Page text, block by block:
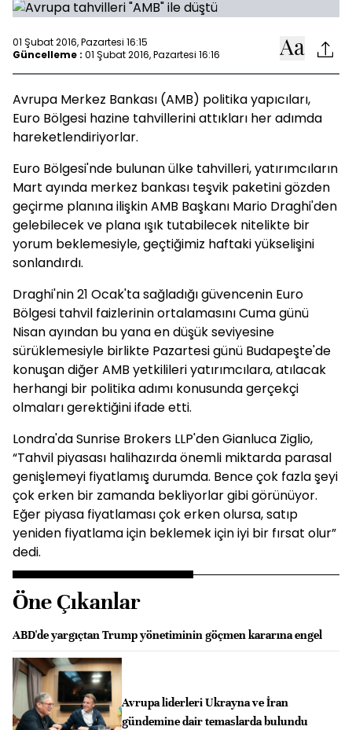
01 Şubat 2016, Pazartesi 16:15
Güncelleme : 01 Şubat 2016, Pazartesi 16:16
Avrupa Merkez Bankası (AMB) politika yapıcıları,
Euro Bölgesi hazine tahvillerini attıkları her adımda
hareketlendiriyorlar.
Euro Bölgesi'nde bulunan ülke tahvilleri, yatırımcıların
Mart ayında merkez bankası teşvik paketini gözden
geçirme planına ilişkin AMB Başkanı Mario Draghi'den
gelebilecek ve plana ışık tutabilecek nitelikte bir
yorum beklemesiyle, geçtiğimiz haftaki yükselişini
sonlandırdı.
Draghi'nin 21 Ocak'ta sağladığı güvencenin Euro
Bölgesi tahvil faizlerinin ortalamasını Cuma günü
Nisan ayından bu yana en düşük seviyesine
sürüklemesiyle birlikte Pazartesi günü Budapeşte'de
konuşan diğer AMB yetkilileri yatırımcılara, atılacak
herhangi bir politika adımı konusunda gerçekçi
olmaları gerektiğini ifade etti.
Londra'da Sunrise Brokers LLP'den Gianluca Ziglio,
“Tahvil piyasası halihazırda önemli miktarda parasal
genişlemeyi fiyatlamış durumda. Bence çok fazla şeyi
çok erken bir zamanda bekliyorlar gibi görünüyor.
Eğer piyasa fiyatlaması çok erken olursa, satıp
yeniden fiyatlama için beklemek için iyi bir fırsat olur”
dedi.
Öne Çıkanlar
ABD'de yargıçtan Trump yönetiminin göçmen kararına engel
Avrupa liderleri Ukrayna ve İran
gündemine dair temaslarda bulundu